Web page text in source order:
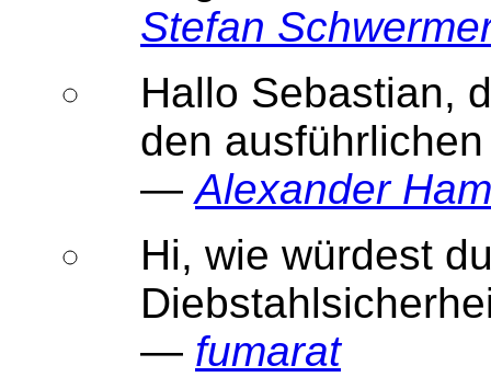
Stefan
Hallo Sebastian,
den
—Alexander
Hi, wie würdest
— fumarat